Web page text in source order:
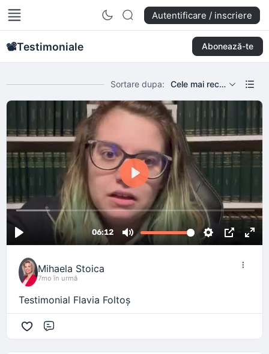
Reset Pentru Suflet Autentificare / inscriere
📽️Testimoniale Abonează-te
Sortare dupa: Cele mai recente
Mihaela Stoica
7mo în urmă
Testimonial Flavia Foltoș